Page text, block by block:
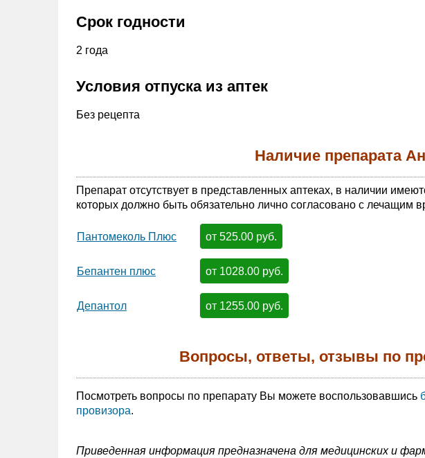
Срок годности
2 года
Условия отпуска из аптек
Без рецепта
Наличие препарата
Препарат отсутствует в представленных аптеках, в наличии
которых должно быть обязательно лично согласовано с лечащим
Пантомеколь Плюс от 525.00 руб.
Бепантен плюс от 1028.00 руб.
Депантол от 1255.00 руб.
Вопросы, ответы, отзывы по
Посмотреть вопросы по препарату Вы можете воспользовавшись
провизора.
Приведенная информация предназначена для медицинских и